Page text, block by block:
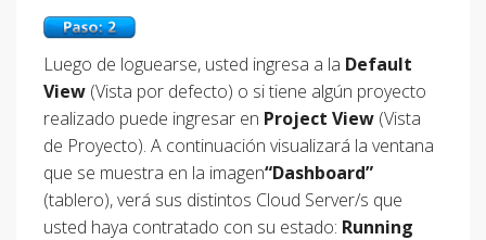
Luego de loguearse, usted ingresa a la Default
View (Vista por defecto) o si tiene algún proyecto
realizado puede ingresar en Project View (Vista
de Proyecto). A continuación visualizará la ventana
que se muestra en la imagen“Dashboard”
(tablero), verá sus distintos Cloud Server/s que
usted haya contratado con su estado: Running